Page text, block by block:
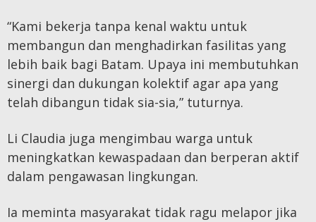
“Kami bekerja tanpa kenal waktu untuk
membangun dan menghadirkan fasilitas yang
lebih baik bagi Batam. Upaya ini membutuhkan
sinergi dan dukungan kolektif agar apa yang
telah dibangun tidak sia-sia,” tuturnya.
Li Claudia juga mengimbau warga untuk
meningkatkan kewaspadaan dan berperan aktif
dalam pengawasan lingkungan.
Ia meminta masyarakat tidak ragu melapor jika